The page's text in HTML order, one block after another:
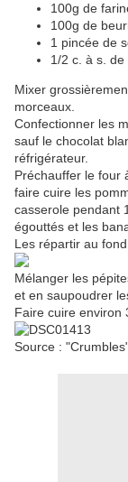
100g de
100g de
1 pincée de
1/2 c. à s.
Mixer
morceaux.
Confectionner les
sauf le chocolat
réfrigérateur.
Préchauffer le four
faire cuire les
casserole pendant
égouttés et les
Les répartir au
Mélanger les
et en saupoudrer
Faire cuire environ
Source :